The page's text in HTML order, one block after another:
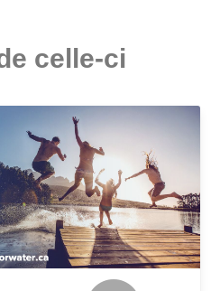
celle-ci